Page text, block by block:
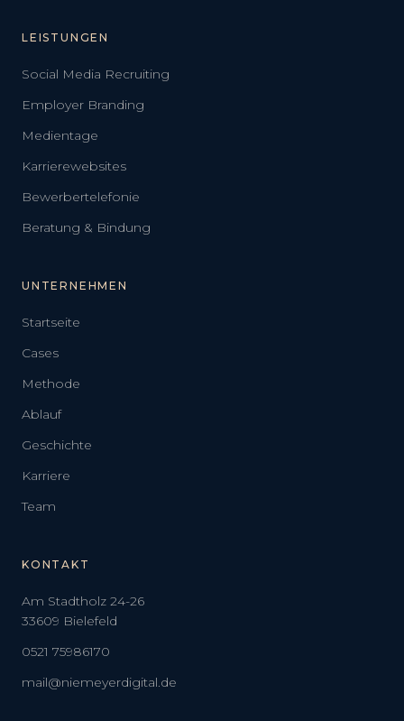
LEISTUNGEN
Social Media Recruiting
Employer Branding
Medientage
Karrierewebsites
Bewerbertelefonie
Beratung & Bindung
UNTERNEHMEN
Startseite
Cases
Methode
Ablauf
Geschichte
Karriere
Team
KONTAKT
Am Stadtholz 24-26
33609 Bielefeld
0521 75986170
mail@niemeyerdigital.de